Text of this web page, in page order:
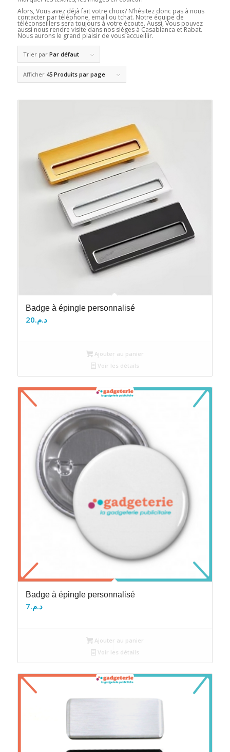
Alors, Vous avez déjà fait votre choix? N’hésitez donc pas à nous
contacter par téléphone, email ou tchat. Notre équipe de
téléconseillers sera toujours à votre écoute. Aussi, Vous pouvez
aussi nous rendre visite dans nos sièges à Casablanca et Rabat.
Nous aurons le grand plaisir de vous accueillir.
Trier par Par défaut
Afficher 45 Produits par page
Badge à épingle personnalisé
د.م.20
Ajouter au panier
Voir les détails
Badge à épingle personnalisé
د.م.7
Ajouter au panier
Voir les détails